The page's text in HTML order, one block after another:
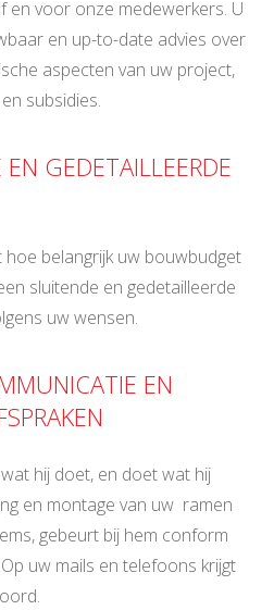
en voor onze medewerkers. U
en up-to-date advies over
aspecten van uw project,
subsidies.
GEDETAILLEERDE
belangrijk uw bouwbudget
sluitende en gedetailleerde
uw wensen.
EN
hij doet, en doet wat hij
en montage van uw ramen
gebeurt bij hem conform
uw mails en telefoons krijgt